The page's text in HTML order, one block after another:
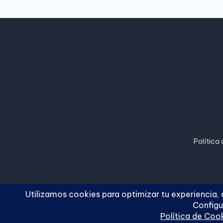
Política
Copyright 2026 —